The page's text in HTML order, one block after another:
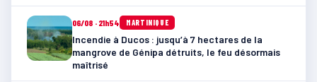
06/08 · 21h54 MARTINIQUE
Incendie à Ducos : jusqu’à 7 hectares de la
mangrove de Génipa détruits, le feu désormais
maîtrisé